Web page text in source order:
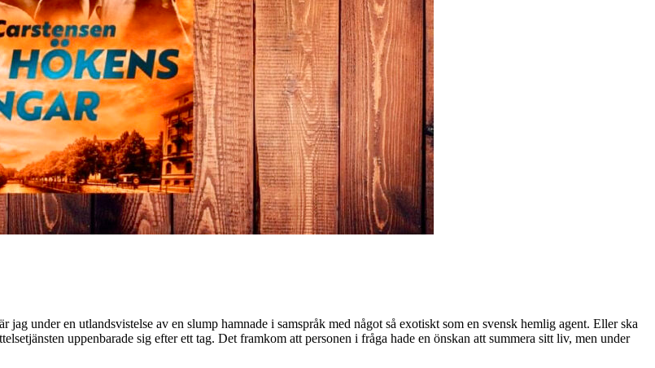
jag under en utlandsvistelse av en slump hamnade i samspråk med något så exotiskt som en svensk hemlig agent. Eller ska
uppenbarade sig efter ett tag. Det framkom att personen i fråga hade en önskan att summera sitt liv, men under